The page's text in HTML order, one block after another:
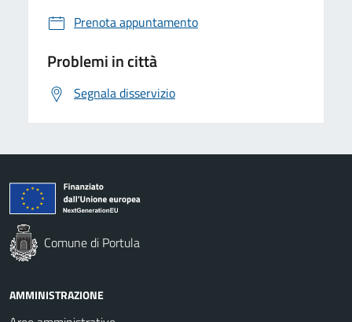
Prenota appuntamento
Problemi in città
Segnala disservizio
Comune di Portula
AMMINISTRAZIONE